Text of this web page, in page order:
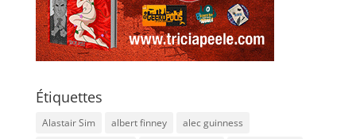
Étiquettes
Alastair Sim albert finney
alec guinness